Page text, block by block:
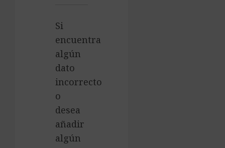
Si
encuentra
algún
dato
incorrecto
o
desea
añadir
algún